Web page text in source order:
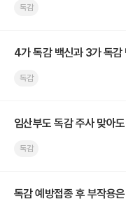
독감
4가 독감 백신과 3가 독감
독감
임산부도 독감 주사 맞아
독감
독감 예방접종 후 부작용